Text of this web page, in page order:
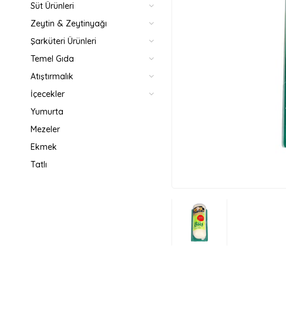
Süt Ürünleri
Zeytin & Zeytinyağı
Şarküteri Ürünleri
Temel Gıda
Atıştırmalık
İçecekler
Yumurta
Mezeler
Ekmek
Tatlı